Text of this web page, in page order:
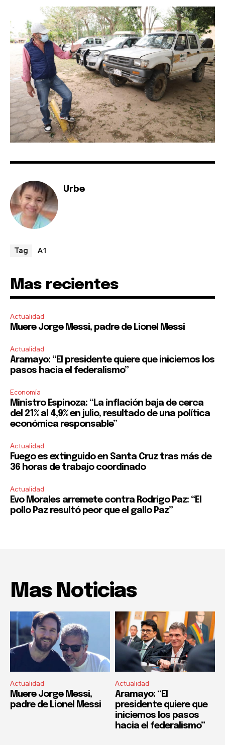
SUBSCRIBE
I've read and accept thePrivacy Policy.
Urbe
Tag A1
Mas recientes
Actualidad
Muere Jorge Messi, padre de Lionel Messi
Actualidad
Aramayo: “El presidente quiere que iniciemos los
pasos hacia el federalismo”
Economía
Ministro Espinoza: “La inflación baja de cerca
del 21% al 4,9% en julio, resultado de una política
económica responsable”
Actualidad
Fuego es extinguido en Santa Cruz tras más de
36 horas de trabajo coordinado
Actualidad
Evo Morales arremete contra Rodrigo Paz: “El
pollo Paz resultó peor que el gallo Paz”
Mas Noticias
Actualidad
Muere Jorge Messi,
padre de Lionel Messi
Actualidad
Aramayo: “El
presidente quiere que
iniciemos los pasos
hacia el federalismo”